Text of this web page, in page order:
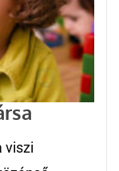
viszi